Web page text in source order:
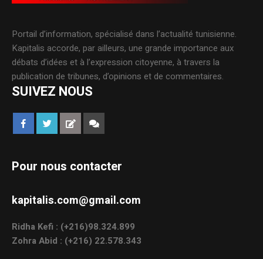
Portail d’information, spécialisé dans l’actualité tunisienne.
Kapitalis accorde, par ailleurs, une grande importance aux
débats d’idées et à l’expression citoyenne, à travers la
publication de tribunes, d’opinions et de commentaires.
SUIVEZ NOUS
Pour nous contacter
kapitalis.com@gmail.com
Ridha Kefi : (+216)98.324.899
Zohra Abid : (+216) 22.578.343